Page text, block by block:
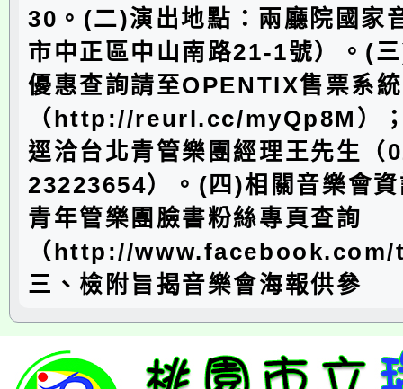
30。(二)演出地點：兩廳院國家
市中正區中山南路21-1號）。(
優惠查詢請至OPENTIX售票系統
（http://reurl.cc/myQp8M）
逕洽台北青管樂團經理王先生（
23223654）。(四)相關音樂會
青年管樂團臉書粉絲專頁查詢
（http://
三、檢附旨揭音樂會海報供參